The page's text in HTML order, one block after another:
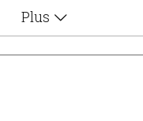
Plus